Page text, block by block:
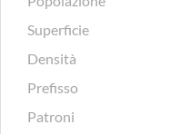
Superficie
Densità
Prefisso
Patroni